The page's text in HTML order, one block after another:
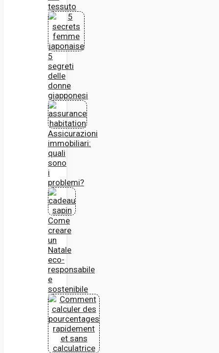
tessuto
5
segreti
delle
donne
giapponesi
Assicurazioni
immobiliari:
quali
sono
i
problemi?
Come
creare
un
Natale
eco-
responsabile
e
sostenibile